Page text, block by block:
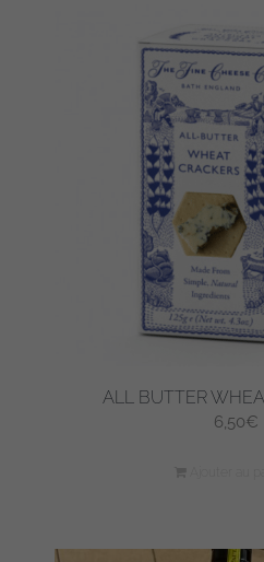
ALL BUTTER
6,50€